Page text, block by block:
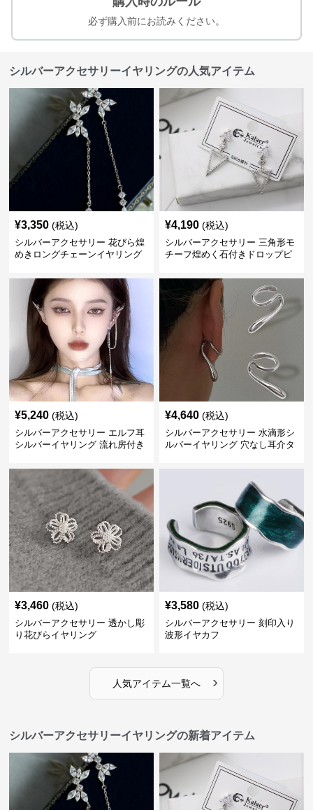
必ず購入前にお読みください。
シルバーアクセサリーイヤリングの人気アイテム
¥3,350 (税込)
シルバーアクセサリー 花びら煌
めきロングチェーンイヤリング
¥4,190 (税込)
シルバーアクセサリー 三角形モ
チーフ煌めく石付きドロップピ
¥5,240 (税込)
シルバーアクセサリー エルフ耳
シルバーイヤリング 流れ房付き
¥4,640 (税込)
シルバーアクセサリー 水滴形シ
ルバーイヤリング 穴なし耳介タ
¥3,460 (税込)
シルバーアクセサリー 透かし彫
り花びらイヤリング
¥3,580 (税込)
シルバーアクセサリー 刻印入り
波形イヤカフ
人気アイテム一覧へ ›
シルバーアクセサリーイヤリングの新着アイテム